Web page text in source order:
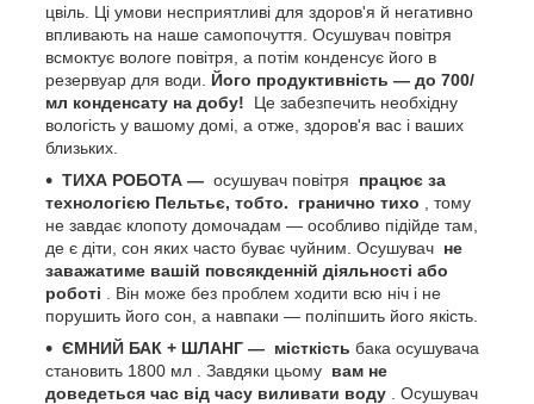
цвіль. Ці умови несприятливі для здоров'я й негативно
впливають на наше самопочуття. Осушувач повітря
всмоктує вологе повітря, а потім конденсує його в
резервуар для води. Його продуктивність — до 700/
мл конденсату на добу!
Це забезпечить необхідну
вологість у вашому домі, а отже, здоров'я вас і ваших
близьких.
ТИХА РОБОТА — осушувач повітря працює за
технологією Пельтьє, тобто. гранично тихо , тому
не завдає клопоту домочадам — особливо підійде там,
де є діти, сон яких часто буває чуйним. Осушувач не
заважатиме вашій повсякденній діяльності або
роботі . Він може без проблем ходити всю ніч і не
порушить його сон, а навпаки — поліпшить його якість.
ЄМНИЙ БАК + ШЛАНГ — місткість бака осушувача
становить 1800 мл . Завдяки цьому вам не
доведеться час від часу виливати воду . Осушувач